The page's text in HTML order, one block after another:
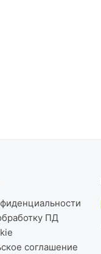
ПД
соглашение